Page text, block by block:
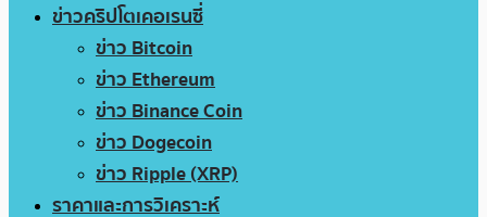
ข่าวคริปโตเคอเรนซี่
ข่าว Bitcoin
ข่าว Ethereum
ข่าว Binance Coin
ข่าว Dogecoin
ข่าว Ripple (XRP)
ราคาและการวิเคราะห์